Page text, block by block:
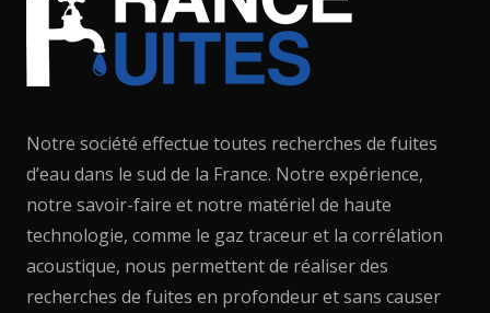
Notre société effectue toutes recherches de fuites
d’eau dans le sud de la France. Notre expérience,
notre savoir-faire et notre matériel de haute
technologie, comme le gaz traceur et la corrélation
acoustique, nous permettent de réaliser des
recherches de fuites en profondeur et sans causer